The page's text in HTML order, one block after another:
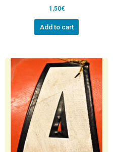
1,50€
Add to cart